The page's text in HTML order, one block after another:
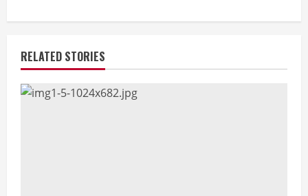
R
e
RELATED STORIES